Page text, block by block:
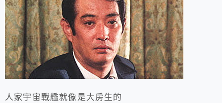
人家宇宙戰艦就像是大房生的